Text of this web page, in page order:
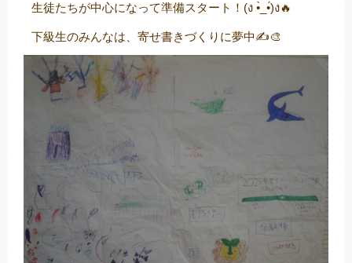
生徒たちが中心になって準備スタート！(ง •̀_•́)ง🔥
下級生のみんなは、寄せ書きづくりに夢中✍️🎨